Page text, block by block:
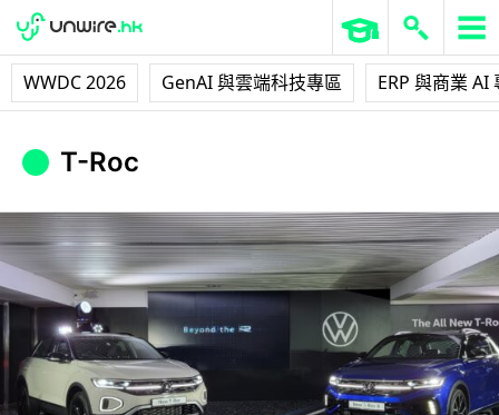
WWDC 2026 GenAI 與雲端科技專區 ERP 與商業 AI
T-Roc